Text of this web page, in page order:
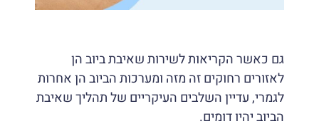
גם כאשר הקריאות לשירות שאיבת ביוב הן
לאזורים רחוקים זה מזה ומערכות הביוב הן אחרות
לגמרי, עדיין השלבים העיקריים של תהליך שאיבת
הביוב יהיו דומים.